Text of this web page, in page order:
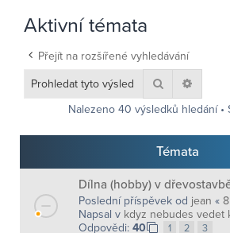
Aktivní témata
Přejít na rozšířené vyhledávání
Hledat
Nalezeno 40 výsledků hledání •
Témata
Dílna (hobby) v
Poslední příspěvek od jean «
Napsal v kdyz nebudes vedet
Odpovědi: 40 1 2 3